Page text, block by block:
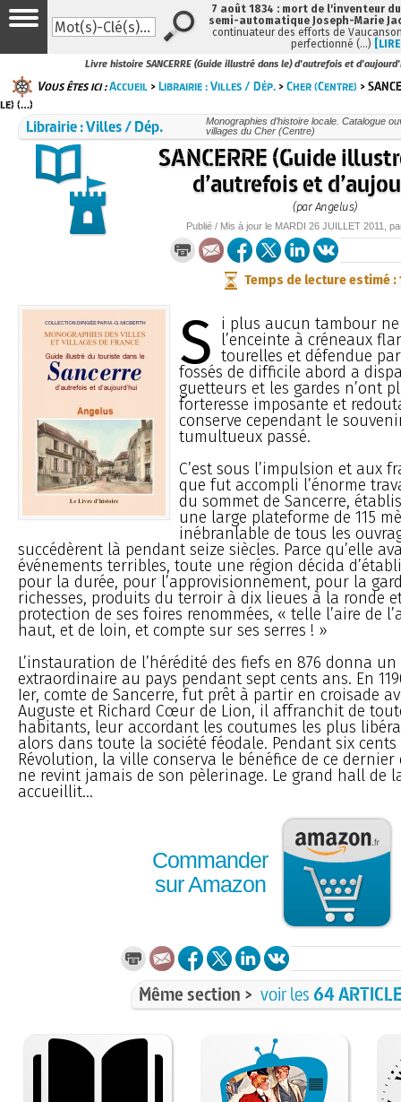
Livre histoire SANCERRE (Guide illustré dans le) d'autrefois et
Vous êtes ici :Accueil >Librairie : Villes / Dép. >Cher (Centre) >
le) (…)
Librairie : Villes / Dép.
Monographies d’histoire locale. Catalogue
villages du Cher (Centre)
SANCERRE (Guide
d’autrefois et
(par Angelus)
Publié / Mis à jour le MARDI 26 JUILLET 2011 ,
Temps de lecture estimé :
S i plus aucun tambour
l’enceinte à créneaux
tourelles et défendue
fossés de difficile abord a
guetteurs et les gardes n’ont
forteresse imposante et
conserve cependant le
tumultueux passé.
C’est sous l’impulsion et aux
que fut accompli l’énorme
du sommet de Sancerre,
une large plateforme de 115
inébranlable de tous les
succédèrent là pendant seize siècles. Parce qu’elle
événements terribles, toute une région décida
pour la durée, pour l’approvisionnement, pour la
richesses, produits du terroir à dix lieues à la ronde
protection de ses foires renommées, « telle l’aire de
haut, et de loin, et compte sur ses serres ! »
L’instauration de l’hérédité des fiefs en 876 donna un
extraordinaire au pays pendant sept cents ans. En
Ier, comte de Sancerre, fut prêt à partir en croisade
Auguste et Richard Cœur de Lion, il affranchit de
habitants, leur accordant les coutumes les plus
alors dans toute la société féodale. Pendant six cents
Révolution, la ville conserva le bénéfice de ce
ne revint jamais de son pèlerinage. Le grand hall de
accueillit...
Commander
sur Amazon
Même section > voir les64
7 août 1834 : mort de l'inventeur
semi-automatique Joseph-Marie
continuateur des efforts de
perfectionné (…)